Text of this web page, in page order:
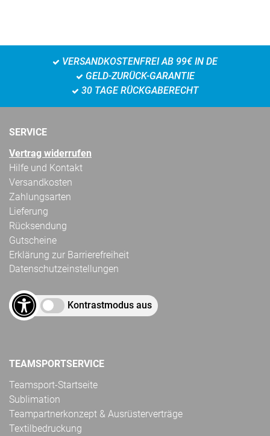
VERSANDKOSTENFREI AB 99€ IN DE
GELD-ZURÜCK-GARANTIE
30 TAGE RÜCKGABERECHT
SERVICE
Vertrag widerrufen
Hilfe und Kontakt
Versandkosten
Zahlungsarten
Lieferung
Rücksendung
Gutscheine
Erklärung zur Barrierefreiheit
Datenschutzeinstellungen
Kontrastmodus aus
TEAMSPORTSERVICE
Teamsport-Startseite
Sublimation
Teampartnerkonzept & Ausrüsterverträge
Textilbedruckung